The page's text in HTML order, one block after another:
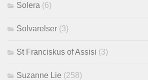
Solera (6)
Solvarelser (3)
St Franciskus of Assisi (3)
Suzanne Lie (258)